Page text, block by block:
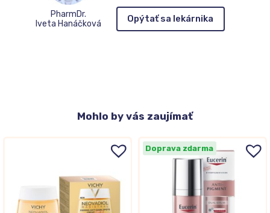
PharmDr.
Iveta Hanáčková
Opýtať sa lekárnika
Mohlo by vás zaujímať
Doprava zdarma